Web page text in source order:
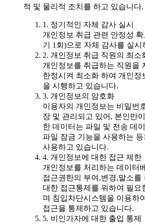
적 및 물리적 조치를 하고 있습니다.
1. 정기적인 자체 감사 실시
개인정보 취급 관련 안정성
기 1회)으로 자체 감사를 실시
2. 개인정보 취급 직원의 최소
개인정보를 취급하는 직원을
한정시켜 최소화 하여 개인정
을 시행하고 있습니다.
3. 개인정보의 암호화
이용자의 개인정보는 비밀번
장 및 관리되고 있어, 본인만
한 데이터는 파일 및 전송 데
파일 잠금 기능을 사용하는
사용하고 있습니다.
4. 개인정보에 대한 접근 제한
개인정보를 처리하는 데이터
접근권한의 부여,변경,말소를
대한 접근통제를 위하여 필요
며 침입차단시스템을 이용하
접근을 통제하고 있습니다.
5. 비인가자에 대한 출입 통제